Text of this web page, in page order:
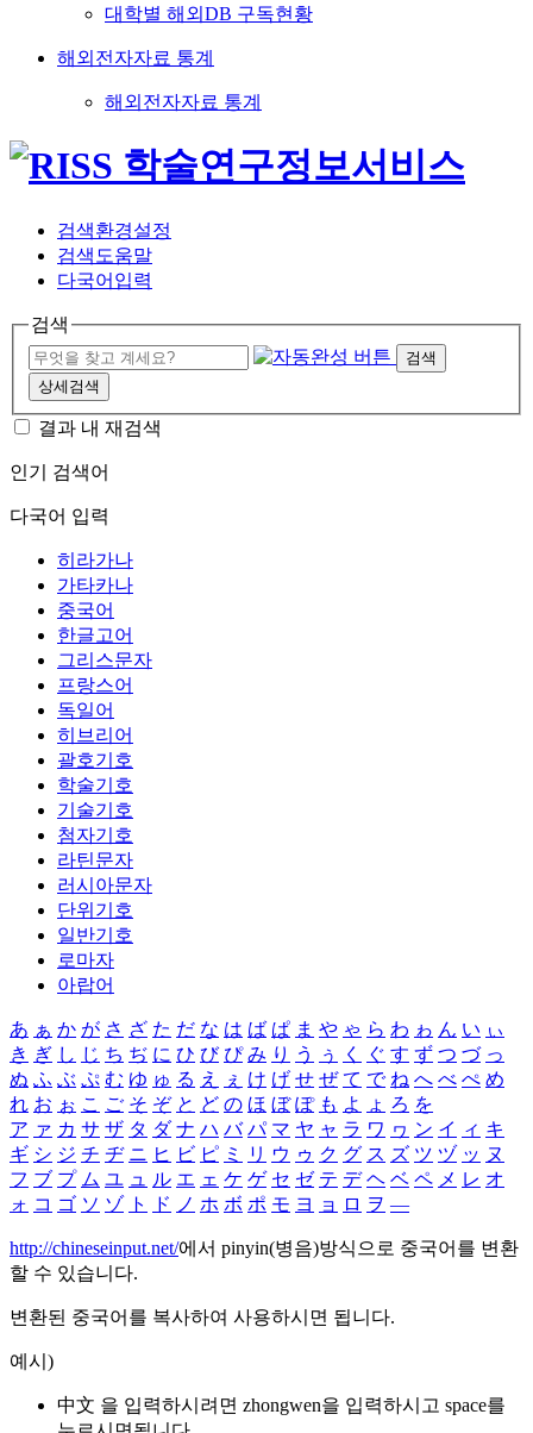
대학별 해외DB 구독현황
해외전자자료 통계
해외전자자료 통계
검색환경설정
검색도움말
다국어입력
검색
검색
상세검색
결과 내 재검색
인기 검색어
다국어 입력
히라가나
가타카나
중국어
한글고어
그리스문자
프랑스어
독일어
히브리어
괄호기호
학술기호
기술기호
첨자기호
라틴문자
러시아문자
단위기호
일반기호
로마자
아랍어
あ ぁ か が さ ざ た だ な は ば ぱ ま や ゃ ら わ ゎ ん い ぃ
き ぎ し じ ち ぢ に ひ び ぴ み り う ぅ く ぐ す ず つ づ っ
ぬ ふ ぶ ぷ む ゆ ゅ る え ぇ け げ せ ぜ て で ね へ べ ぺ め
れ お ぉ こ ご そ ぞ と ど の ほ ぼ ぽ も よ ょ ろ を
ア ァ カ サ ザ タ ダ ナ ハ バ パ マ ヤ ャ ラ ワ ヮ ン イ ィ キ
ギ シ ジ チ ヂ ニ ヒ ビ ピ ミ リ ウ ゥ ク グ ス ズ ツ ヅ ッ ヌ
フ ブ プ ム ユ ュ ル エ ェ ケ ゲ セ ゼ テ デ ヘ ベ ペ メ レ オ
ォ コ ゴ ソ ゾ ト ド ノ ホ ボ ポ モ ヨ ョ ロ ヲ ―
http://chineseinput.net/에서 pinyin(병음)방식으로 중국어를 변환
할 수 있습니다.
변환된 중국어를 복사하여 사용하시면 됩니다.
예시)
中文 을 입력하시려면 zhongwen을 입력하시고 space를